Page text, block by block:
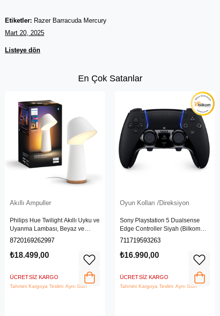
Etiketler: Razer Barracuda Mercury
Mart 20, 2025
Listeye dön
En Çok Satanlar
Akıllı Ampuller
Philips Hue Twilight Akıllı Uyku ve
Uyanma Lambası, Beyaz ve
Renkli Işık, Alexa, Apple Home ve
8720169262997
₺18.499,00
ÜCRETSIZ KARGO
Tahmini Kargoya Teslim: Aynı Gün
Oyun Kolları /Direksiyon
Sony Playstation 5 Dualsense
Edge Controller Siyah (Bilkom
Garantili)
711719593263
₺16.990,00
ÜCRETSIZ KARGO
Tahmini Kargoya Teslim: Aynı Gün